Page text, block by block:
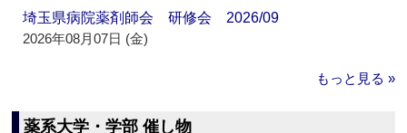
埼玉県病院薬剤師会 研修会 2026/09
2026年08月07日 (金)
もっと見る »
薬系大学・学部 催し物